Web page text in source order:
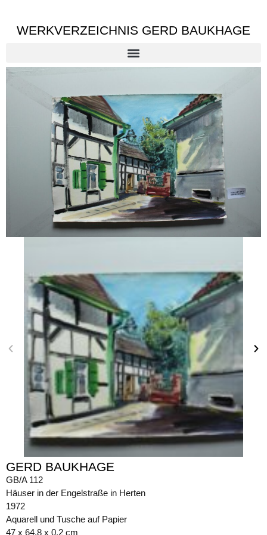
WERKVERZEICHNIS GERD BAUKHAGE
GERD BAUKHAGE
GB/A 112
Häuser in der Engelstraße in Herten
1972
Aquarell und Tusche auf Papier
47 x 64,8 x 0,2 cm